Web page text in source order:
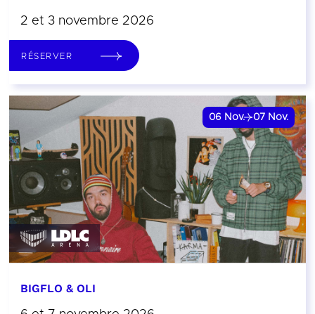
2 et 3 novembre 2026
RÉSERVER
06 Nov. 07 Nov.
BIGFLO & OLI